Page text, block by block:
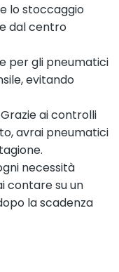
lo stoccaggio
dal centro
per gli pneumatici
evitando
Grazie ai controlli
avrai pneumatici
necessità
contare su un
la scadenza